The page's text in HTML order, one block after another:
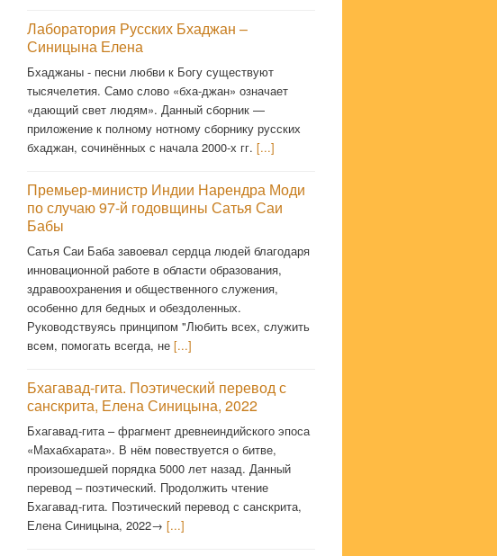
Лаборатория Русских Бхаджан –
Синицына Елена
Бхаджаны - песни любви к Богу существуют
тысячелетия. Само слово «бха-джан» означает
«дающий свет людям». Данный сборник —
приложение к полному нотному сборнику русских
бхаджан, сочинённых с начала 2000-х гг. [...]
Премьер-министр Индии Нарендра Моди
по случаю 97-й годовщины Сатья Саи
Бабы
Сатья Саи Баба завоевал сердца людей благодаря
инновационной работе в области образования,
здравоохранения и общественного служения,
особенно для бедных и обездоленных.
Руководствуясь принципом "Любить всех, служить
всем, помогать всегда, не [...]
Бхагавад-гита. Поэтический перевод с
санскрита, Елена Синицына, 2022
Бхагавад-гита – фрагмент древнеиндийского эпоса
«Махабхарата». В нём повествуется о битве,
произошедшей порядка 5000 лет назад. Данный
перевод – поэтический. Продолжить чтение
Бхагавад-гита. Поэтический перевод с санскрита,
Елена Синицына, 2022→ [...]